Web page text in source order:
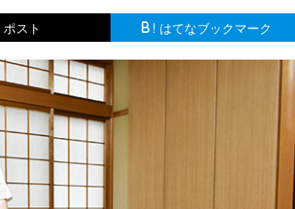
ポスト ! はてなブックマーク